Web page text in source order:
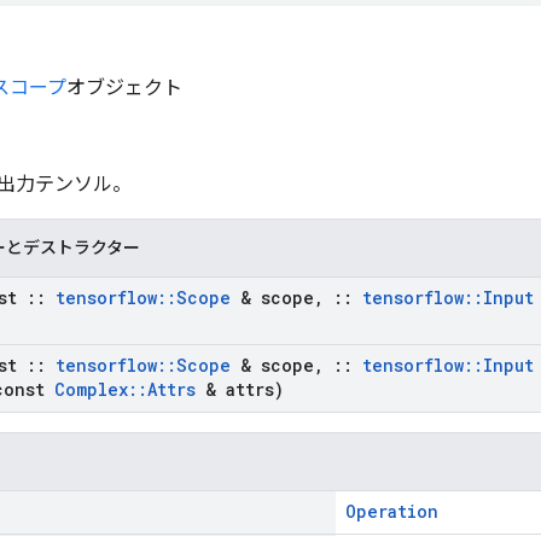
コープオブジェクト
力テンソル。
デストラクター
:: tensorflow::Scope & scope , :: tensorflow:: Input
:: tensorflow::Scope & scope , :: tensorflow:: Input
Complex::Attrs & attrs)
Operation